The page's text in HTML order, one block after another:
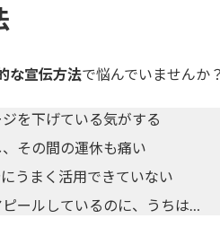
な宣伝方法で悩んでいませんか？
を下げている気がする
その間の運休も痛い
うまく活用できていない
ールしているのに、うちは…